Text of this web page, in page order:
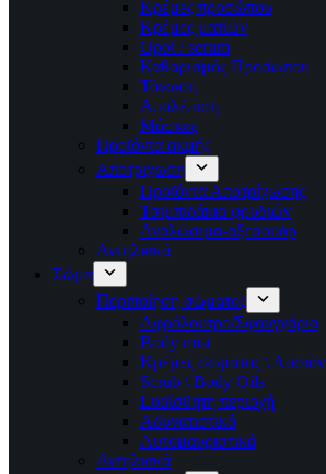
Κρέμες προσώπου
Κρέμες ματιών
Οροί / serum
Καθαρισμός Προσώπου
Τόνωση
Απολέπιση
Μάσκες
Προϊόντα ακμής
Αποτριχωση
Προϊόντα Αποτρίχωσης
Τσιμπιδάκια φρυδιών
Αναλώσιμα-αξεσουάρ
Αντηλιακά
Σώμα
Περιποίηση σώματος
Αφρόλουτρο/Σφουγγάρια
Body mist
Κρέμες σώματος \ Λοσιόν
Scrub \ Body Oils
Ευαίσθητη περιοχή
Αδυνατιστικά
Αυτομαυριστικά
Αντηλιακά